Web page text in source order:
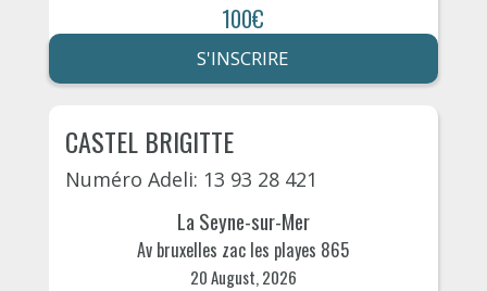
100€
S'INSCRIRE
CASTEL BRIGITTE
Numéro Adeli: 13 93 28 421
La Seyne-sur-Mer
Av bruxelles zac les playes 865
20 August, 2026